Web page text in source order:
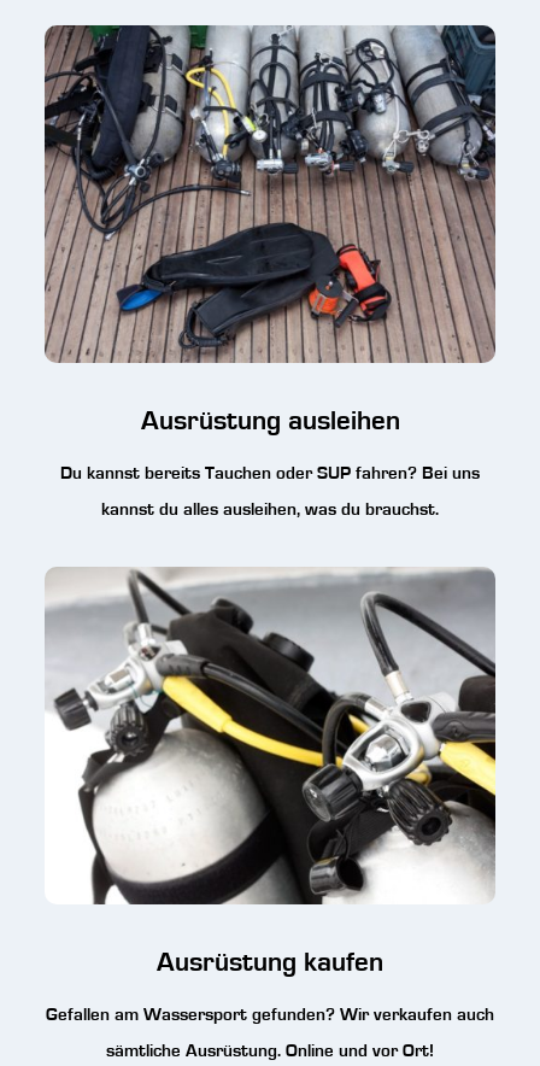
Ausrüstung ausleihen
Du kannst bereits Tauchen oder SUP fahren? Bei uns
kannst du alles ausleihen, was du brauchst.
Ausrüstung kaufen
Gefallen am Wassersport gefunden? Wir verkaufen auch
sämtliche Ausrüstung. Online und vor Ort!